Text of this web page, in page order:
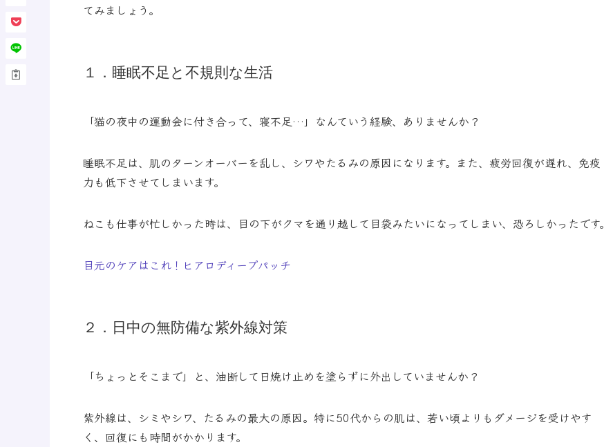
てみましょう。
１．睡眠不足と不規則な生活
「猫の夜中の運動会に付き合って、寝不足…」なんていう経験、ありませんか？
睡眠不足は、肌のターンオーバーを乱し、シワやたるみの原因になります。また、疲労回復が遅れ、免疫
力も低下させてしまいます。
ねこも仕事が忙しかった時は、目の下がクマを通り越して目袋みたいになってしまい、恐ろしかったです。
目元のケアはこれ！ヒアロディープパッチ
２．日中の無防備な紫外線対策
「ちょっとそこまで」と、油断して日焼け止めを塗らずに外出していませんか？
紫外線は、シミやシワ、たるみの最大の原因。特に50代からの肌は、若い頃よりもダメージを受けやす
く、回復にも時間がかかります。